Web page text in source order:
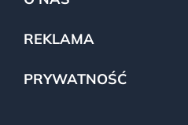
REKLAMA
PRYWATNOŚĆ